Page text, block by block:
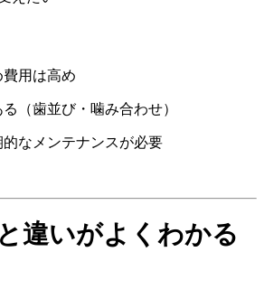
用は高め
（歯並び・噛み合わせ）
なメンテナンスが必要
違いがよくわかる